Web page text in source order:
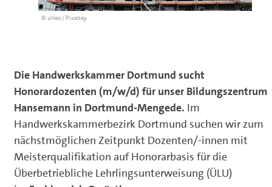
© ulleo / Pixabay
Die Handwerkskammer Dortmund sucht
Honorardozenten (m/w/d) für unser Bildungszentrum
Hansemann in Dortmund-Mengede. Im
Handwerkskammerbezirk Dortmund suchen wir zum
nächstmöglichen Zeitpunkt Dozenten/-innen mit
Meisterqualifikation auf Honorarbasis für die
Überbetriebliche Lehrlingsunterweisung (ÜLU)